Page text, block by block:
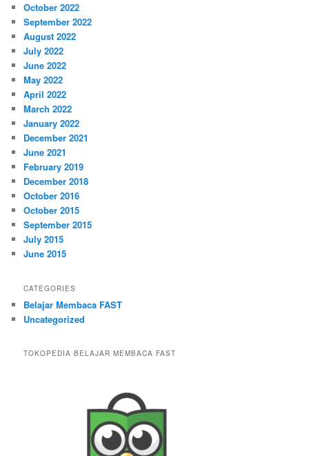
October 2022
September 2022
August 2022
July 2022
June 2022
May 2022
April 2022
March 2022
January 2022
December 2021
June 2021
February 2019
December 2018
October 2016
October 2015
September 2015
July 2015
June 2015
CATEGORIES
Belajar Membaca FAST
Uncategorized
TOKOPEDIA BELAJAR MEMBACA FAST